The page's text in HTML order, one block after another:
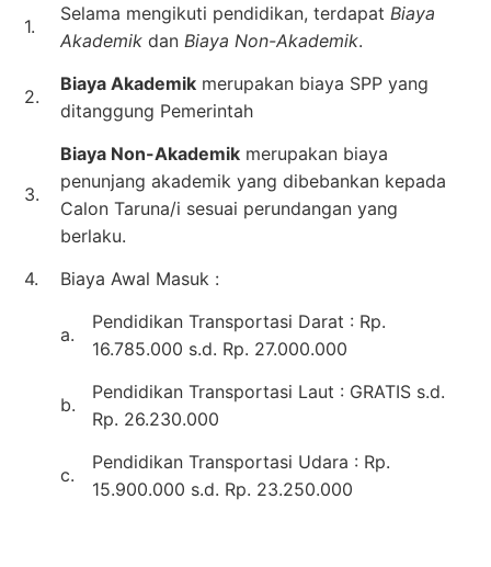
1.
Selama mengikuti pendidikan, terdapat Biaya
Akademik dan Biaya Non-Akademik.
2.
Biaya Akademik merupakan biaya SPP yang
ditanggung Pemerintah
3.
Biaya Non-Akademik merupakan biaya
penunjang akademik yang dibebankan kepada
Calon Taruna/i sesuai perundangan yang
berlaku.
4.
Biaya Awal Masuk :
a.
Pendidikan Transportasi Darat : Rp.
16.785.000 s.d. Rp. 27.000.000
b.
Pendidikan Transportasi Laut : GRATIS s.d.
Rp. 26.230.000
c.
Pendidikan Transportasi Udara : Rp.
15.900.000 s.d. Rp. 23.250.000